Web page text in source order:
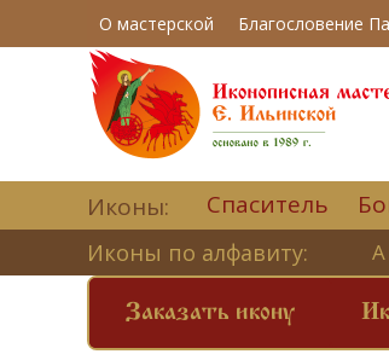
О мастерской Благословение
Иконы: Спаситель
Иконы по алфавиту: А
Заказать икону